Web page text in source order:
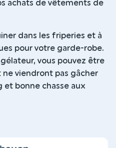
achats de vêtements de
dans les friperies et à
pour votre garde-robe.
vous pouvez être
ne viendront pas gâcher
et bonne chasse aux